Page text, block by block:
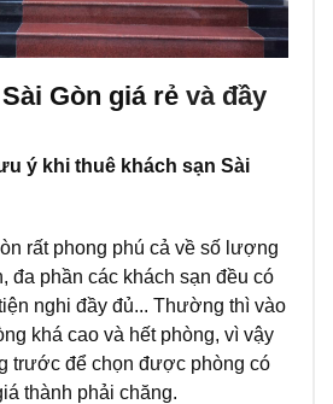
Gòn giá rẻ và đầy
ý khi thuê khách sạn Sài
rất phong phú cả về số lượng
đa phần các khách sạn đều có
nghi đầy đủ... Thường thì vào
khá cao và hết phòng, vì vậy
trước để chọn được phòng có
thành phải chăng.